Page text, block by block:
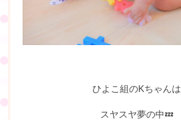
ひよこ組のKちゃんは
スヤスヤ夢の中💤